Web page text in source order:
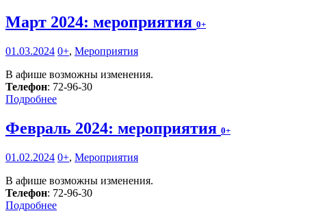
Март 2024: мероприятия 0+
01.03.2024 0+, Мероприятия
В афише возможны изменения.
Телефон: 72-96-30
Подробнее
Февраль 2024: мероприятия 0+
01.02.2024 0+, Мероприятия
В афише возможны изменения.
Телефон: 72-96-30
Подробнее